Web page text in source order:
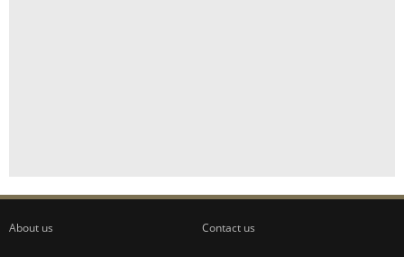
About us Contact us